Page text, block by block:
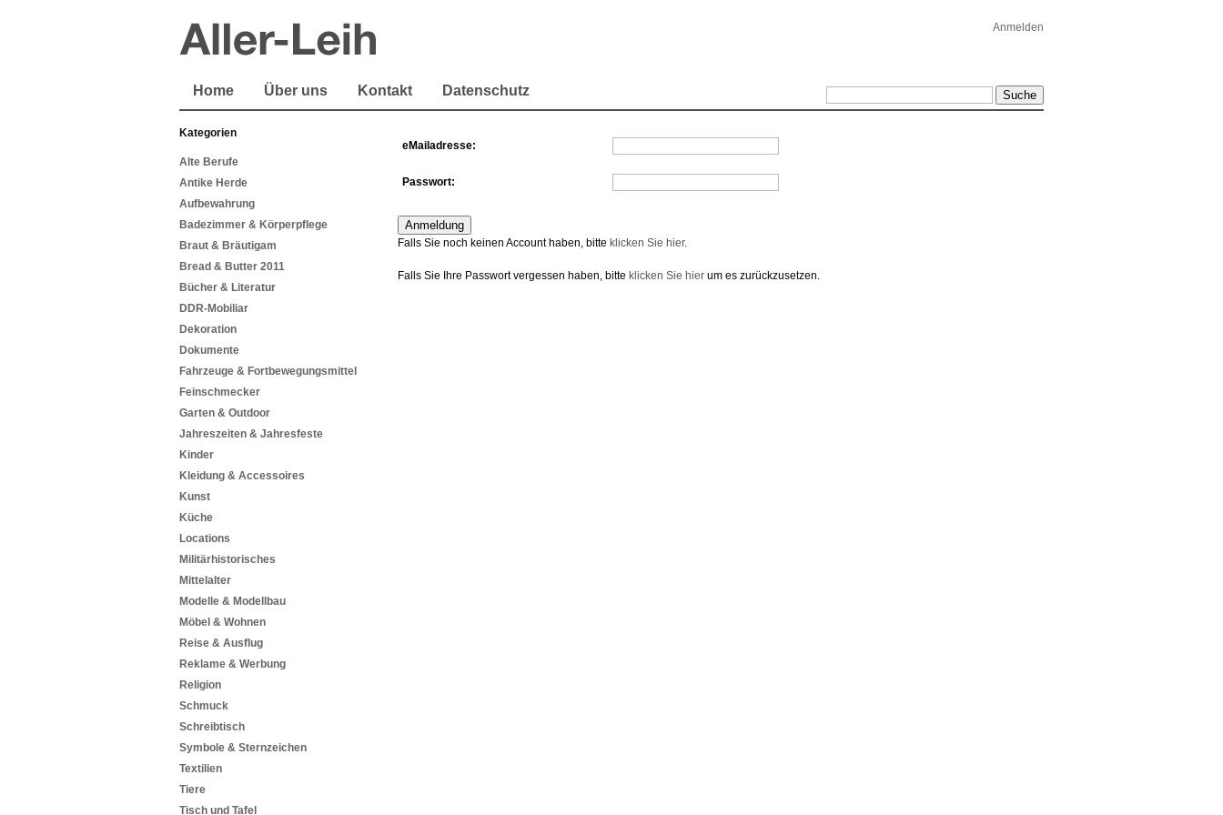
Anmelden
Home Über uns Kontakt Datenschutz
Kategorien
Alte Berufe
Antike Herde
Aufbewahrung
Badezimmer & Körperpflege
Braut & Bräutigam
Bread & Butter 2011
Bücher & Literatur
DDR-Mobiliar
Dekoration
Dokumente
Fahrzeuge & Fortbewegungsmittel
Feinschmecker
Garten & Outdoor
Jahreszeiten & Jahresfeste
Kinder
Kleidung & Accessoires
Kunst
Küche
Locations
Militärhistorisches
Mittelalter
Modelle & Modellbau
Möbel & Wohnen
Reise & Ausflug
Reklame & Werbung
Religion
Schmuck
Schreibtisch
Symbole & Sternzeichen
Textilien
Tiere
Tisch und Tafel
eMailadresse:
Passwort:
Falls Sie noch keinen Account haben, bitte klicken Sie hier.
Falls Sie Ihre Passwort vergessen haben, bitte klicken Sie hier um es zurückzusetzen.